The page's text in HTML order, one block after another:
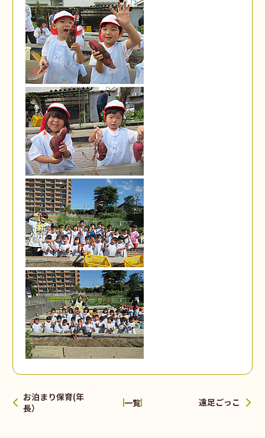
お泊まり保育(年
長）
一覧 遠足ごっこ